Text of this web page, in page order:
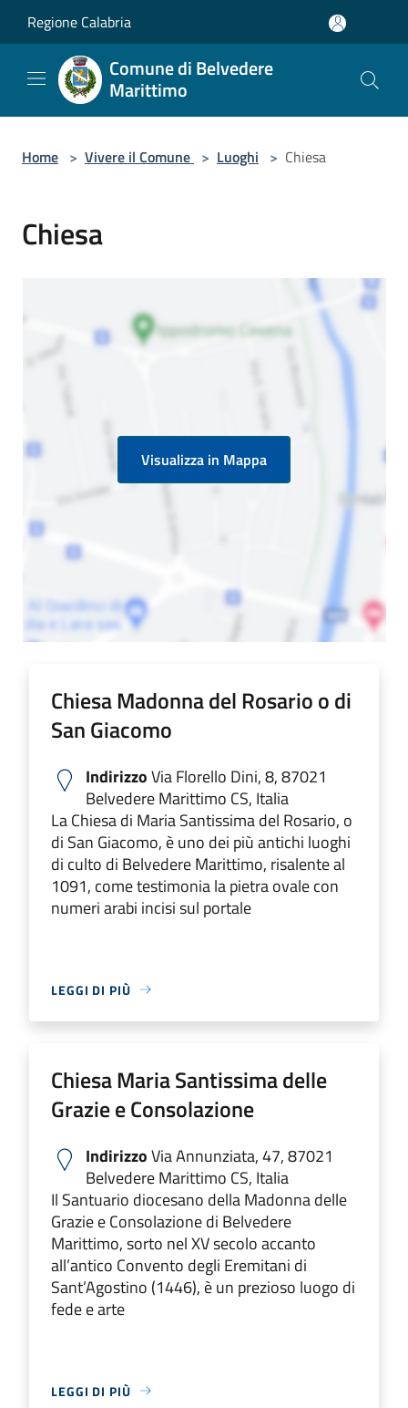
Regione Calabria
Comune di Belvedere
Marittimo
Home > Vivere il Comune > Luoghi > Chiesa
Chiesa
Visualizza in Mappa
Chiesa Madonna del Rosario o di
San Giacomo
IndirizzoVia Florello Dini, 8, 87021
Belvedere Marittimo CS, Italia
La Chiesa di Maria Santissima del Rosario, o
di San Giacomo, è uno dei più antichi luoghi
di culto di Belvedere Marittimo, risalente al
1091, come testimonia la pietra ovale con
numeri arabi incisi sul portale
LEGGI DI PIÙ
Chiesa Maria Santissima delle
Grazie e Consolazione
IndirizzoVia Annunziata, 47, 87021
Belvedere Marittimo CS, Italia
Il Santuario diocesano della Madonna delle
Grazie e Consolazione di Belvedere
Marittimo, sorto nel XV secolo accanto
all’antico Convento degli Eremitani di
Sant’Agostino (1446), è un prezioso luogo di
fede e arte
LEGGI DI PIÙ